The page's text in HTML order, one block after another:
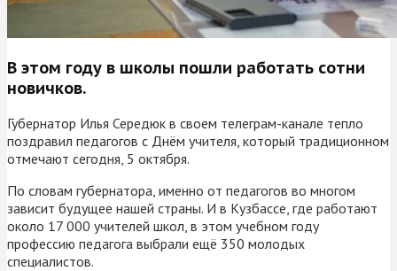
В этом году в школы пошли работать сотни
новичков.
Губернатор Илья Середюк в своем телеграм-канале тепло
поздравил педагогов с Днём учителя, который традиционном
отмечают сегодня, 5 октября.
По словам губернатора, именно от педагогов во многом
зависит будущее нашей страны. И в Кузбассе, где работают
около 17 000 учителей школ, в этом учебном году
профессию педагога выбрали ещё 350 молодых
специалистов.